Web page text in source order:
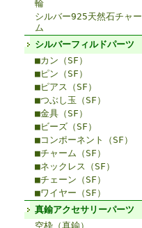
輪
シルバー925天然石チャー
ム
シルバーフィルドパーツ
■カン（SF）
■ピン（SF）
■ピアス（SF）
■つぶし玉（SF）
■金具（SF）
■ビーズ（SF）
■コンポーネント（SF）
■チャーム（SF）
■ネックレス（SF）
■チェーン（SF）
■ワイヤー（SF）
真鍮アクセサリーパーツ
空枠（真鍮）